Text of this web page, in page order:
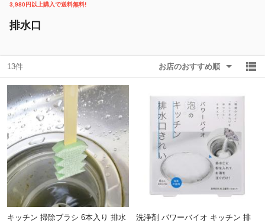
3,980円以上購入で送料無料!
排水口
13件 お店のおすすめ順
キッチン 掃除ブラシ 6本入り 排水
洗浄剤 パワーバイオ キッチン 排
Pontaパス特典対象すべて
キーワード
除外ワード
Pontaパス特典対象すべて
キーワード
除外ワード